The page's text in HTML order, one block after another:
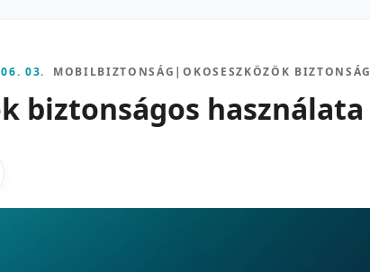
03. MOBILBIZTONSÁG |OKOSESZKÖZÖK
biztonságos használata
X-en emailben